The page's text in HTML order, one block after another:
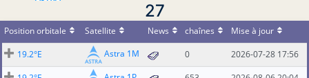
27
Position orbitale Satellite News chaînes
Mise à jour
19.2°E
Astra 1M 0
2026-07-28 17:56